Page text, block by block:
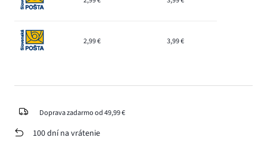
2,99 € 3,99 €
Doprava zadarmo od 49,99 €
100 dní na vrátenie